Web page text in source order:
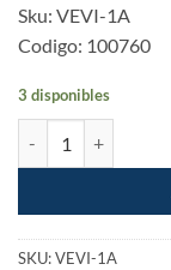
Sku: VEVI-1A
Codigo: 100760
3 disponibles
SKU:VEVI-1A